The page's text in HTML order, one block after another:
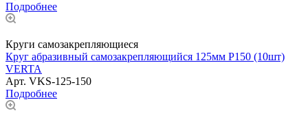
Подробнее
Круги самозакрепляющиеся
Круг абразивный самозакрепляющийся 125мм Р150 (10шт)
VERTA
Арт. VKS-125-150
Подробнее